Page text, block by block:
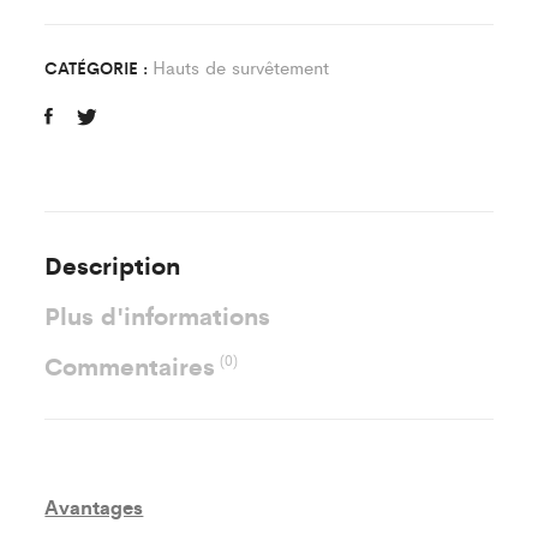
quantity
CATÉGORIE : Hauts de survêtement
Description
Plus d'informations
Commentaires(0)
Avantages